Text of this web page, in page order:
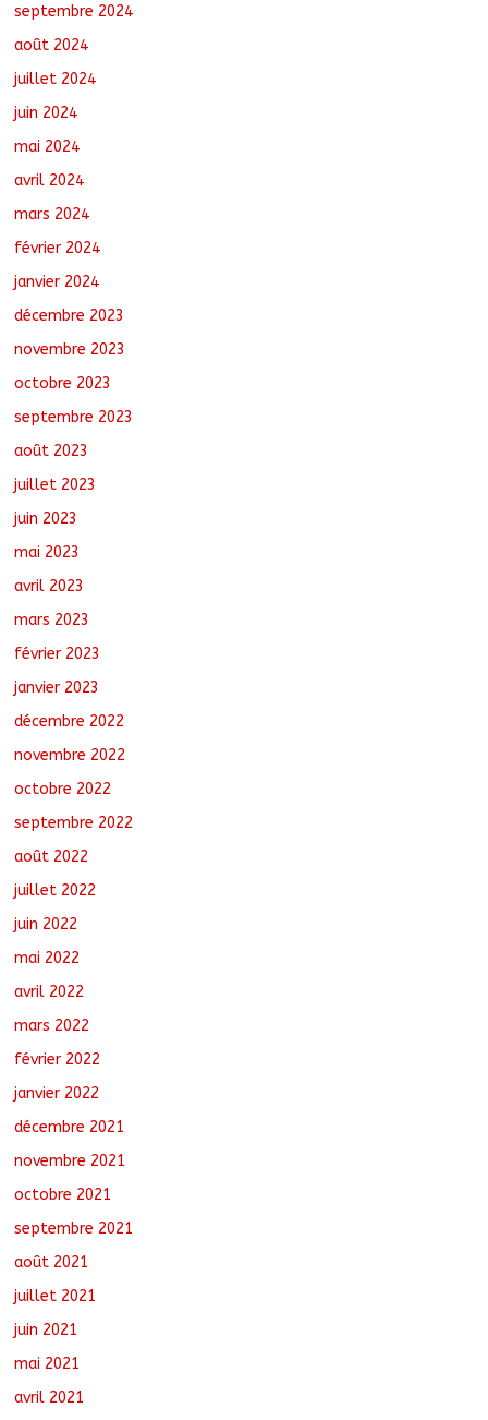
septembre 2024
août 2024
juillet 2024
juin 2024
mai 2024
avril 2024
mars 2024
février 2024
janvier 2024
décembre 2023
novembre 2023
octobre 2023
septembre 2023
août 2023
juillet 2023
juin 2023
mai 2023
avril 2023
mars 2023
février 2023
janvier 2023
décembre 2022
novembre 2022
octobre 2022
septembre 2022
août 2022
juillet 2022
juin 2022
mai 2022
avril 2022
mars 2022
février 2022
janvier 2022
décembre 2021
novembre 2021
octobre 2021
septembre 2021
août 2021
juillet 2021
juin 2021
mai 2021
avril 2021